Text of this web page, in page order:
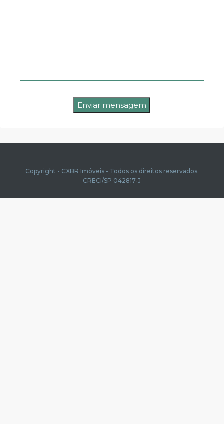
Copyright - CXBR Imóveis - Todos os direitos reservados.
CRECI/SP 042817-J